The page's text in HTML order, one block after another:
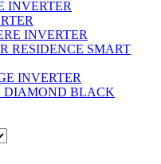
INVERTER
INVERTER
RESIDENCE SMART
INVERTER
DIAMOND BLACK